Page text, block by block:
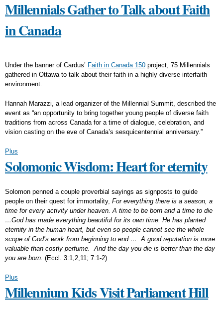
Millennials Gather to Talk about Faith
in Canada
Under the banner of Cardus’ Faith in Canada 150 project, 75 Millennials
gathered in Ottawa to talk about their faith in a highly diverse interfaith
environment.
Hannah Marazzi, a lead organizer of the Millennial Summit, described the
event as “an opportunity to bring together young people of diverse faith
traditions from across Canada for a time of dialogue, celebration, and
vision casting on the eve of Canada’s sesquicentennial anniversary.”
Plus
Solomonic Wisdom: Heart for eternity
Solomon penned a couple proverbial sayings as signposts to guide
people on their quest for immortality, For everything there is a season, a
time for every activity under heaven. A time to be born and a time to die
…God has made everything beautiful for its own time. He has planted
eternity in the human heart, but even so people cannot see the whole
scope of God’s work from beginning to end … A good reputation is more
valuable than costly perfume. And the day you die is better than the day
you are born. (Eccl. 3:1,2,11; 7:1-2)
Plus
Millennium Kids Visit Parliament Hill